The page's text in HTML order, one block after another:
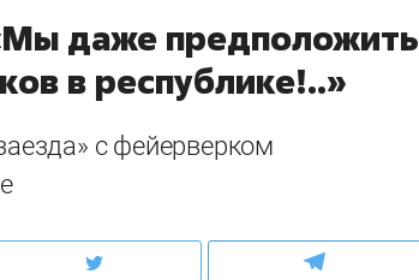
даже предположить
в республике!..»
с фейерверком